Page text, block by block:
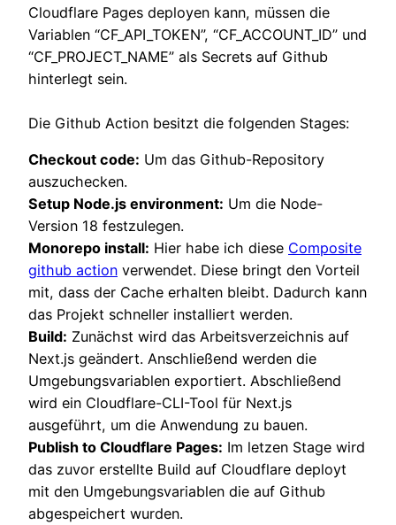
Cloudflare Pages deployen kann, müssen die
Variablen “CF_API_TOKEN”, “CF_ACCOUNT_ID” und
“CF_PROJECT_NAME” als Secrets auf Github
hinterlegt sein.
Die Github Action besitzt die folgenden Stages:
Checkout code: Um das Github-Repository
auszuchecken.
Setup Node.js environment: Um die Node-
Version 18 festzulegen.
Monorepo install: Hier habe ich diese Composite
github action verwendet. Diese bringt den Vorteil
mit, dass der Cache erhalten bleibt. Dadurch kann
das Projekt schneller installiert werden.
Build: Zunächst wird das Arbeitsverzeichnis auf
Next.js geändert. Anschließend werden die
Umgebungsvariablen exportiert. Abschließend
wird ein Cloudflare-CLI-Tool für Next.js
ausgeführt, um die Anwendung zu bauen.
Publish to Cloudflare Pages: Im letzen Stage wird
das zuvor erstellte Build auf Cloudflare deployt
mit den Umgebungsvariablen die auf Github
abgespeichert wurden.